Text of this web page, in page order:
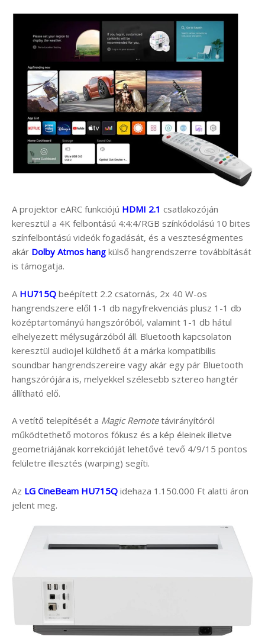
A projektor eARC funkciójú HDMI 2.1 csatlakozóján
keresztül a 4K felbontású 4:4:4/RGB színkódolású 10 bites
színfelbontású videók fogadását, és a veszteségmentes
akár Dolby Atmos hang külső hangrendszerre továbbítását
is támogatja.
A HU715Q beépített 2.2 csatornás, 2x 40 W-os
hangrendszere elől 1-1 db nagyfrekvenciás plusz 1-1 db
középtartományú hangszóróból, valamint 1-1 db hátul
elhelyezett mélysugárzóból áll. Bluetooth kapcsolaton
keresztül audiojel küldhető át a márka kompatibilis
soundbar hangrendszereire vagy akár egy pár Bluetooth
hangszórójára is, melyekkel szélesebb sztereo hangtér
állítható elő.
A vetítő telepítését a Magic Remotetávirányítóról
működtethető motoros fókusz és a kép éleinek illetve
geometriájának korrekcióját lehetővé tevő 4/9/15 pontos
felületre illesztés (warping) segíti.
Az LG CineBeam HU715Q idehaza 1.150.000 Ft alatti áron
jelent meg.